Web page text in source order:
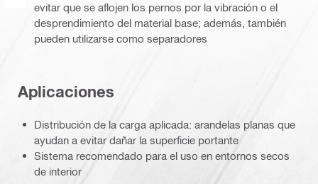
evitar que se aflojen los pernos por la vibración o el
desprendimiento del material base; además, también
pueden utilizarse como separadores
Aplicaciones
Distribución de la carga aplicada: arandelas planas que
ayudan a evitar dañar la superficie portante
Sistema recomendado para el uso en entornos secos
de interior